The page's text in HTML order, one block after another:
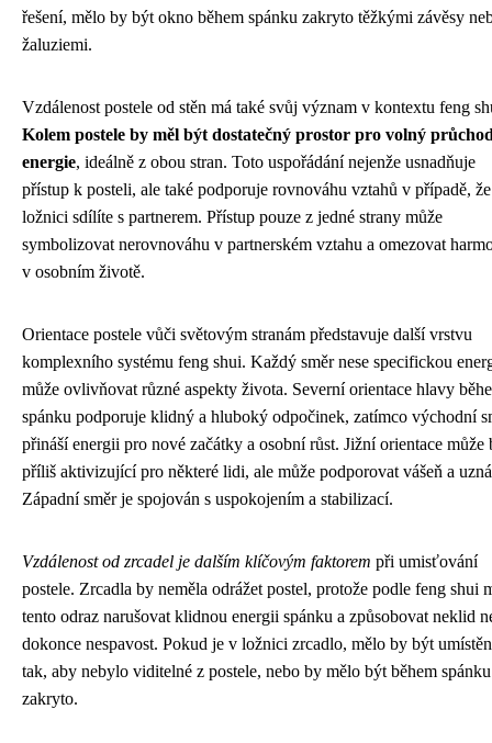
řešení, mělo by být okno během spánku zakryto těžkými závěsy
žaluziemi.
Vzdálenost postele od stěn má také svůj význam v kontextu feng
Kolem postele by měl být dostatečný prostor pro volný
energie, ideálně z obou stran. Toto uspořádání nejenže usnadňuje
přístup k posteli, ale také podporuje rovnováhu vztahů v případě, že
ložnici sdílíte s partnerem. Přístup pouze z jedné strany může
symbolizovat nerovnováhu v partnerském vztahu a omezovat
v osobním životě.
Orientace postele vůči světovým stranám představuje další vrstvu
komplexního systému feng shui. Každý směr nese specifickou
může ovlivňovat různé aspekty života. Severní orientace hlavy
spánku podporuje klidný a hluboký odpočinek, zatímco východní
přináší energii pro nové začátky a osobní růst. Jižní orientace může
příliš aktivizující pro některé lidi, ale může podporovat vášeň a
Západní směr je spojován s uspokojením a stabilizací.
Vzdálenost od zrcadel je dalším klíčovým faktorem při umisťování
postele. Zrcadla by neměla odrážet postel, protože podle feng shui
tento odraz narušovat klidnou energii spánku a způsobovat neklid
dokonce nespavost. Pokud je v ložnici zrcadlo, mělo by být
tak, aby nebylo viditelné z postele, nebo by mělo být během spánku
zakryto.